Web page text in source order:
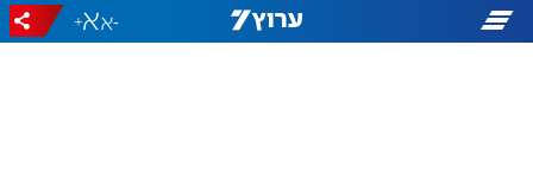
-
+